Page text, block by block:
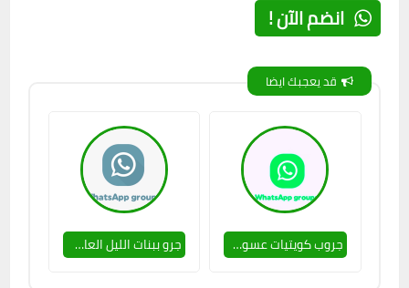
انضم الآن !
قد يعجبك ايضا
جروب كويتيات عسولات 🥵🔥 جرو ببنات الليل العاشقات 🔥🥵